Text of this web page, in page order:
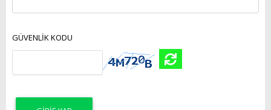
GÜVENLİK KODU